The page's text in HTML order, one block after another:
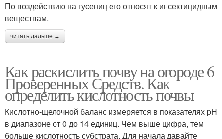
По воздействию на гусениц его относят к инсектицидным
веществам.
читать дальше →
Как раскислить почву на огороде 6
Проверенных Средств. Как
определить кислотность почвы
Кислотно-щелочной баланс измеряется в показателях pH
в диапазоне от 0 до 14 единиц. Чем выше цифра, тем
больше кислотность субстрата. Для начала давайте